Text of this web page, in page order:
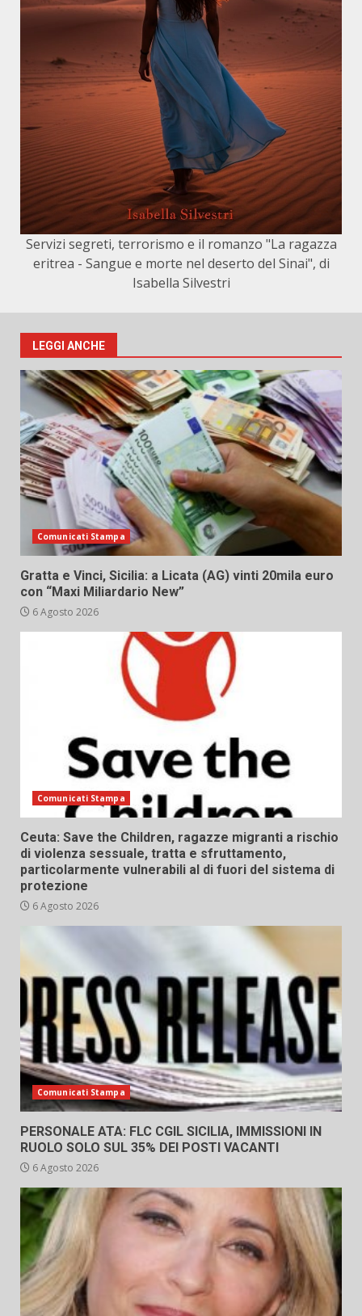
Servizi segreti, terrorismo e il romanzo "La ragazza
eritrea - Sangue e morte nel deserto del Sinai", di
Isabella Silvestri
LEGGI ANCHE
Comunicati Stampa
Gratta e Vinci, Sicilia: a Licata (AG) vinti 20mila euro
con “Maxi Miliardario New”
6 Agosto 2026
Comunicati Stampa
Ceuta: Save the Children, ragazze migranti a rischio
di violenza sessuale, tratta e sfruttamento,
particolarmente vulnerabili al di fuori del sistema di
protezione
6 Agosto 2026
Comunicati Stampa
PERSONALE ATA: FLC CGIL SICILIA, IMMISSIONI IN
RUOLO SOLO SUL 35% DEI POSTI VACANTI
6 Agosto 2026